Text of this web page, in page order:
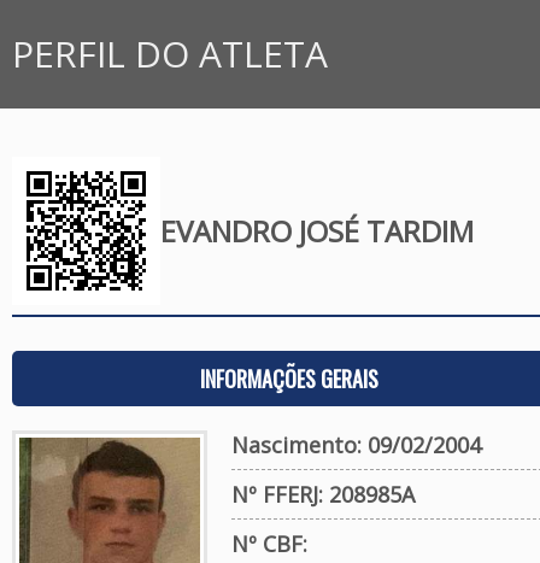
PERFIL DO ATLETA
EVANDRO JOSÉ TARDIM
INFORMAÇÕES GERAIS
Nascimento: 09/02/2004
Nº FFERJ: 208985A
Nº CBF: